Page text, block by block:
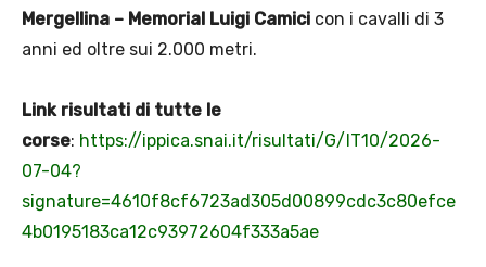
Mergellina – Memorial Luigi Camici con i cavalli di 3
anni ed oltre sui 2.000 metri.
Link risultati di tutte le
corse: https://ippica.snai.it/risultati/G/IT10/2026-
07-04?
signature=4610f8cf6723ad305d00899cdc3c80efce
4b0195183ca12c93972604f333a5ae